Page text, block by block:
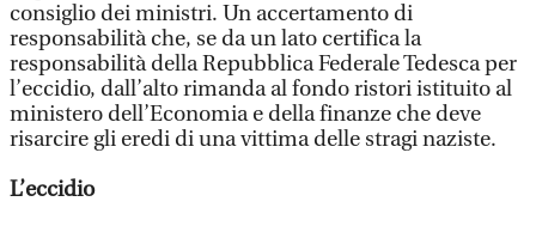
consiglio dei ministri. Un accertamento di
responsabilità che, se da un lato certifica la
responsabilità della Repubblica Federale Tedesca per
l’eccidio, dall’alto rimanda al fondo ristori istituito al
ministero dell’Economia e della finanze che deve
risarcire gli eredi di una vittima delle stragi naziste.
L’eccidio